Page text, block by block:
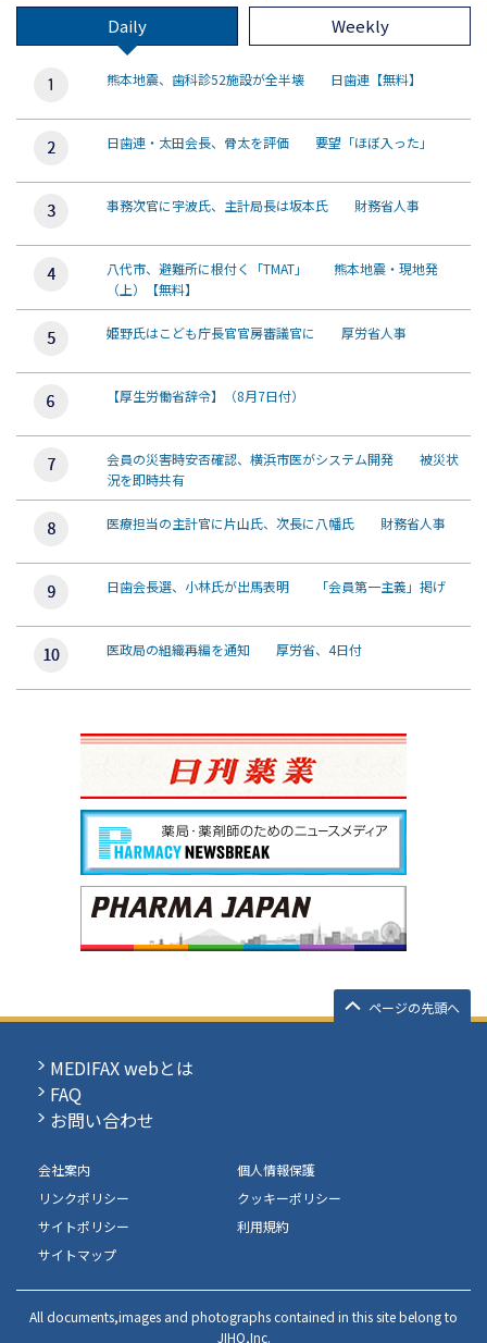
Daily Weekly
熊本地震、歯科診52施設が全半壊 日歯連【無料】
日歯連・太田会長、骨太を評価 要望「ほぼ入った」
事務次官に宇波氏、主計局長は坂本氏 財務省人事
八代市、避難所に根付く「TMAT」 熊本地震・現地発
（上）【無料】
姫野氏はこども庁長官官房審議官に 厚労省人事
【厚生労働省辞令】（8月7日付）
会員の災害時安否確認、横浜市医がシステム開発 被災状
況を即時共有
医療担当の主計官に片山氏、次長に八幡氏 財務省人事
日歯会長選、小林氏が出馬表明 「会員第一主義」掲げ
医政局の組織再編を通知 厚労省、4日付
ページの先頭へ
MEDIFAX webとは
FAQ
お問い合わせ
会社案内
個人情報保護
リンクポリシー
クッキーポリシー
サイトポリシー
利用規約
サイトマップ
All documents,images and photographs contained in this site belong to
JIHO,Inc.